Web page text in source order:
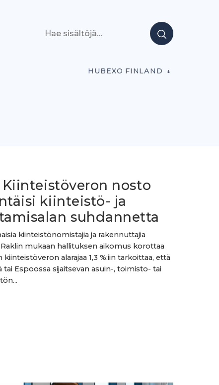
HUBEXO FINLAND
Kiinteistöveron nosto
kiinteistö- ja
suhdannetta
kiinteistönomistajia ja rakennuttajia
mukaan hallituksen aikomus korottaa
kiinteistöveron alarajaa 1,3 %:iin tarkoittaa, että
tai Espoossa sijaitsevan asuin-, toimisto- tai